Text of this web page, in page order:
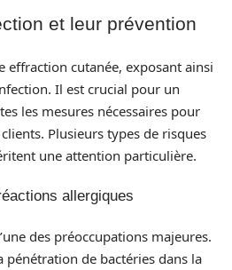
et leur prévention
effraction cutanée, exposant ainsi
Il est crucial pour un
les mesures nécessaires pour
Plusieurs types de risques
une attention particulière.
allergiques
des préoccupations majeures.
de bactéries dans la